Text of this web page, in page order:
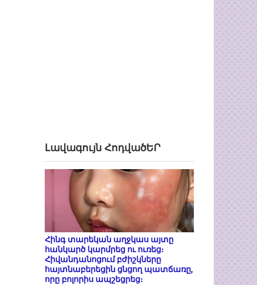
Լավագույն ՀոդվածԵՐ
Հինգ տարեկան աղջկաս այտը
հանկարծ կարմրեց ու ուռեց։
Հիվանդանոցում բժիշկները
հայտնաբերեցին ցնցող պատճառը,
որը բոլորիս ապշեցրեց։